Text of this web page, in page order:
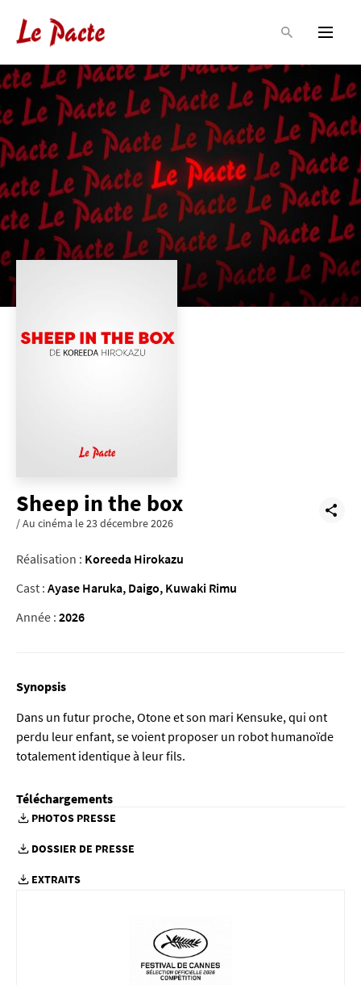
Sheep in the box
/ Au cinéma le 23 décembre 2026
Réalisation : Koreeda Hirokazu
Cast : Ayase Haruka, Daigo, Kuwaki Rimu
Année : 2026
Synopsis
Dans un futur proche, Otone et son mari Kensuke, qui ont
perdu leur enfant, se voient proposer un robot humanoïde
totalement identique à leur fils.
Téléchargements
PHOTOS PRESSE
DOSSIER DE PRESSE
EXTRAITS